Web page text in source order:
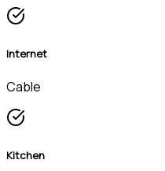
Internet
Cable
Kitchen